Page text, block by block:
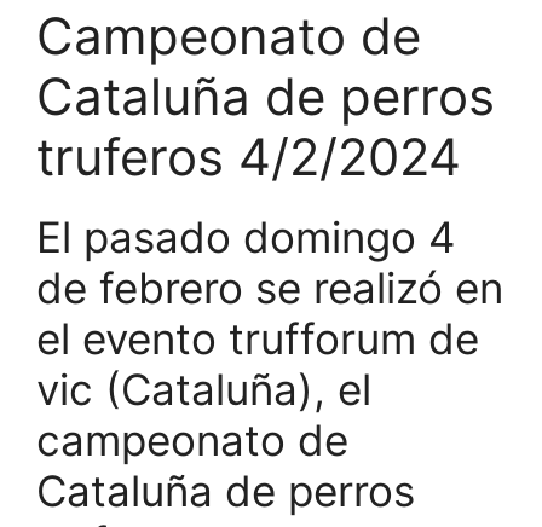
Campeonato de
Cataluña de perros
truferos 4/2/2024
El pasado domingo 4
de febrero se realizó en
el evento trufforum de
vic (Cataluña), el
campeonato de
Cataluña de perros